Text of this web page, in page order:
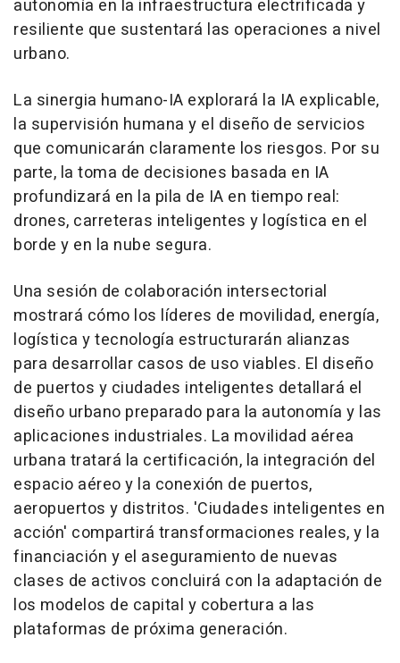
autonomía en la infraestructura electrificada y
resiliente que sustentará las operaciones a nivel
urbano.
La sinergia humano-IA explorará la IA explicable,
la supervisión humana y el diseño de servicios
que comunicarán claramente los riesgos. Por su
parte, la toma de decisiones basada en IA
profundizará en la pila de IA en tiempo real:
drones, carreteras inteligentes y logística en el
borde y en la nube segura.
Una sesión de colaboración intersectorial
mostrará cómo los líderes de movilidad, energía,
logística y tecnología estructurarán alianzas
para desarrollar casos de uso viables. El diseño
de puertos y ciudades inteligentes detallará el
diseño urbano preparado para la autonomía y las
aplicaciones industriales. La movilidad aérea
urbana tratará la certificación, la integración del
espacio aéreo y la conexión de puertos,
aeropuertos y distritos. 'Ciudades inteligentes en
acción' compartirá transformaciones reales, y la
financiación y el aseguramiento de nuevas
clases de activos concluirá con la adaptación de
los modelos de capital y cobertura a las
plataformas de próxima generación.